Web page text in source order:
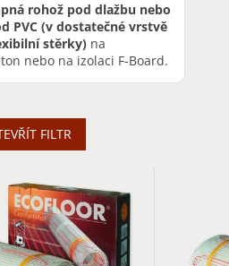
rohož pod dlažbu nebo
PVC (v dostatečné vrstvě
stěrky) na
nebo na izolaci F-Board.
FILTR